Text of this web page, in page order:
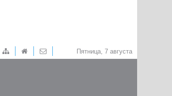
Пятница, 7 августа